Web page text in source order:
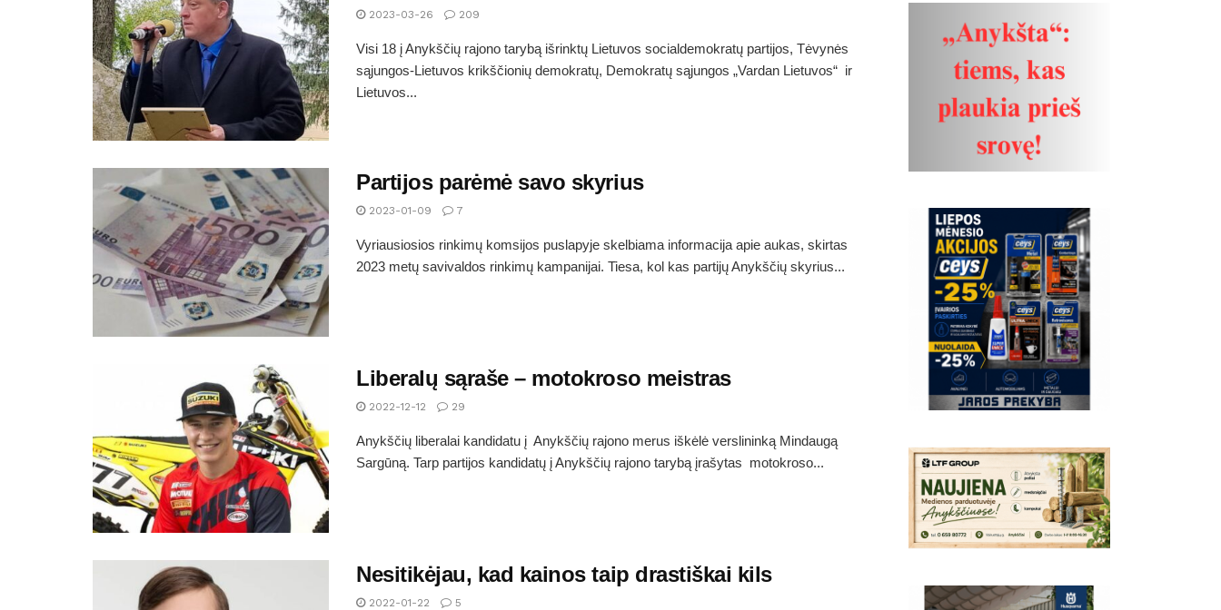
2023-03-26 209
Visi 18 į Anykščių rajono tarybą išrinktų Lietuvos socialdemokratų partijos, Tėvynės
sąjungos-Lietuvos krikščionių demokratų, Demokratų sąjungos „Vardan Lietuvos“ ir
Lietuvos...
Partijos parėmė savo skyrius
2023-01-09 7
Vyriausiosios rinkimų komsijos puslapyje skelbiama informacija apie aukas, skirtas
2023 metų savivaldos rinkimų kampanijai. Tiesa, kol kas partijų Anykščių skyrius...
Liberalų sąraše – motokroso meistras
2022-12-12 29
Anykščių liberalai kandidatu į Anykščių rajono merus iškėlė verslininką Mindaugą
Sargūną. Tarp partijos kandidatų į Anykščių rajono tarybą įrašytas motokroso...
Nesitikėjau, kad kainos taip drastiškai kils
2022-01-22 5